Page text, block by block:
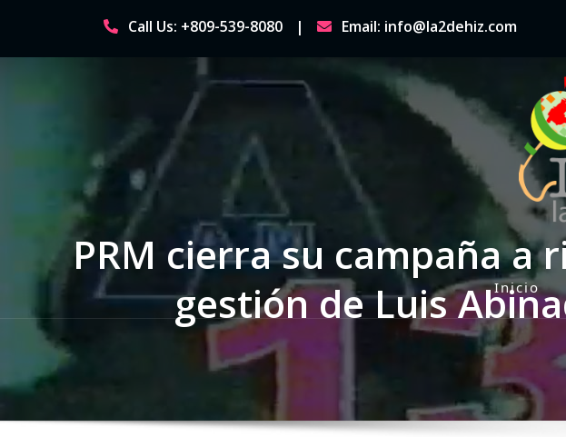
content
Call Us: +809-539-8080 Email: info@la2dehiz.com
P
r
i
a
r
Inicio
PRM cierra su campaña a
gestión de Luis